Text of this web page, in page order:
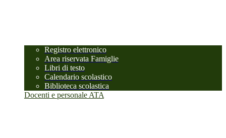
Registro elettronico
Area riservata Famiglie
Libri di testo
Calendario scolastico
Biblioteca scolastica
Docenti e personale ATA